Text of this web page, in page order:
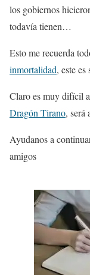
los gobiernos
todavía tienen…
Esto me recuerda
inmortalidad, este
Claro es muy difícil
Dragón Tirano, será
Ayudanos a
amigos